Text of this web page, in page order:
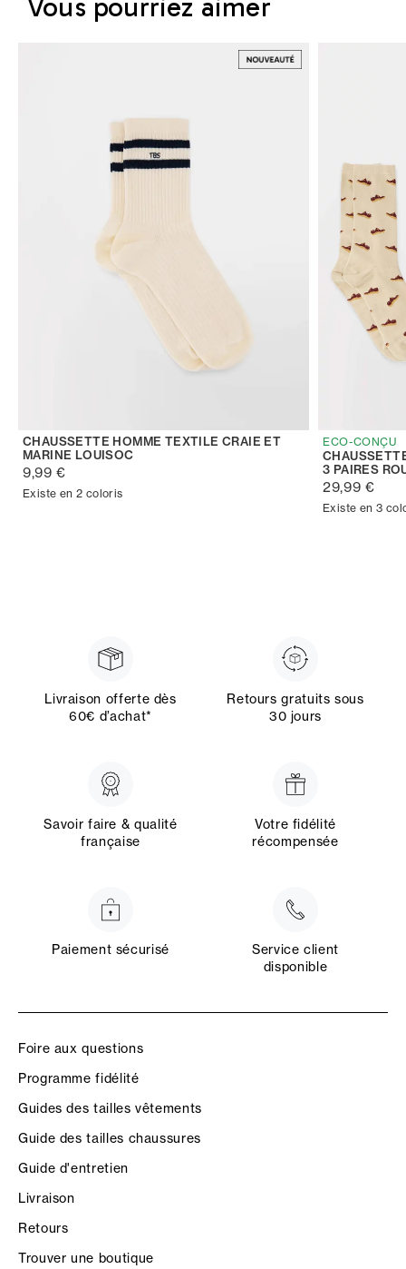
Vous pourriez aimer
CHAUSSETTE HOMME TEXTILE CRAIE ET
MARINE LOUISOC
9,99 €
Existe en 2 coloris
ECO-CONÇU
3 PAIRES
29,99 €
Existe en 3
Livraison offerte dès
60€ d’achat*
Retours gratuits sous
30 jours
Savoir faire & qualité
française
Votre fidélité
récompensée
Paiement sécurisé
Service client
disponible
Foire aux questions
Programme fidélité
Guides des tailles vêtements
Guide des tailles chaussures
Guide d'entretien
Livraison
Retours
Trouver une boutique